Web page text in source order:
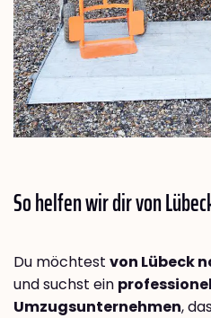
So helfen wir dir von
Du möchtest von Lübeck
und suchst ein
Umzugsunternehmen,